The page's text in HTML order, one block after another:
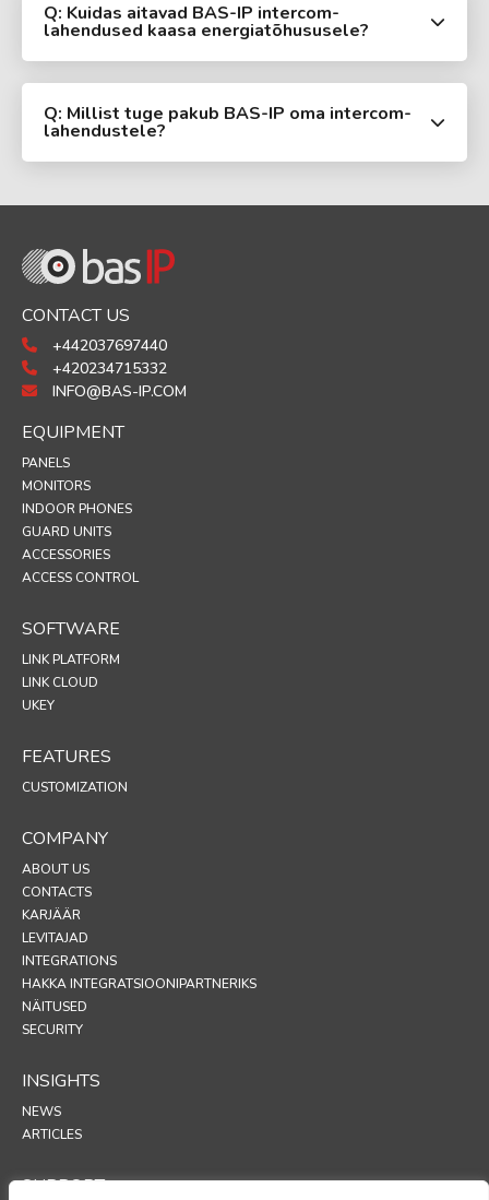
Q: Kuidas aitavad BAS-IP intercom-
lahendused kaasa energiatõhususele?
Q: Millist tuge pakub BAS-IP oma intercom-
lahendustele?
CONTACT US
+442037697440
+420234715332
INFO@BAS-IP.COM
EQUIPMENT
PANELS
MONITORS
INDOOR PHONES
GUARD UNITS
ACCESSORIES
ACCESS CONTROL
SOFTWARE
LINK PLATFORM
LINK CLOUD
UKEY
FEATURES
CUSTOMIZATION
COMPANY
ABOUT US
CONTACTS
KARJÄÄR
LEVITAJAD
INTEGRATIONS
HAKKA INTEGRATSIOONIPARTNERIKS
NÄITUSED
SECURITY
INSIGHTS
NEWS
ARTICLES
SUPPORT